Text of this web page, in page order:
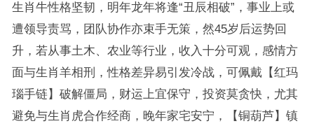
生肖牛性格坚韧，明年龙年将逢“丑辰相破”，事业上或
遭领导责骂，团队协作亦束手无策，然45岁后运势回
升，若从事土木、农业等行业，收入十分可观，感情方
面与生肖羊相刑，性格差异易引发冷战，可佩戴【红玛
瑙手链】破解僵局，财运上宜保守，投资莫贪快，尤其
避免与生肖虎合作经商，晚年家宅安宁，【铜葫芦】镇